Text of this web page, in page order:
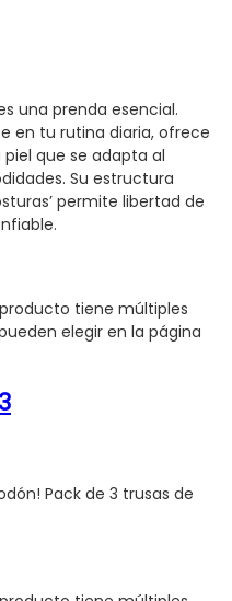
una prenda esencial.
en tu rutina diaria, ofrece
que se adapta al
Su estructura
permite libertad de
tiene múltiples
elegir en la página
Pack de 3 trusas de